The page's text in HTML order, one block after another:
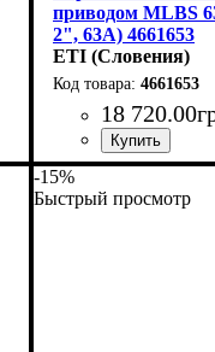
приводом MLBS
2", 63А) 4661653
ETI (Словения)
4661653
18 720.00
Устройство:
Номинальный
Количество
Отключающая
Серия: MLBS..CO
-15%
Быстрый просмотр